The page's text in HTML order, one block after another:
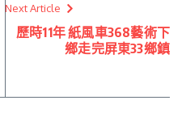
Next Article
歷時11年 紙風車368藝術下
鄉走完屏東33鄉鎮